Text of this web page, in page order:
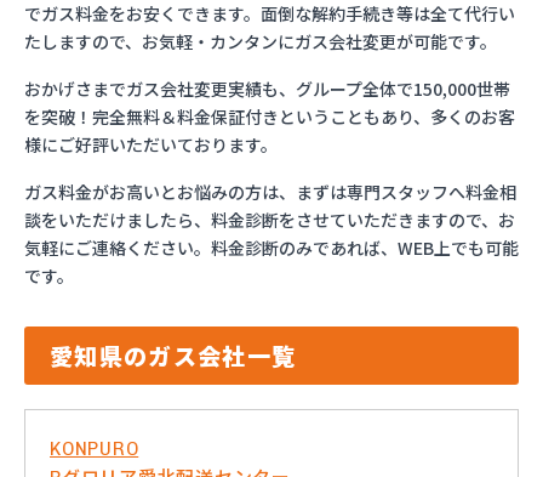
でガス料金をお安くできます。面倒な解約手続き等は全て代行い
たしますので、お気軽・カンタンにガス会社変更が可能です。
おかげさまでガス会社変更実績も、グループ全体で150,000世帯
を突破！完全無料＆料金保証付きということもあり、多くのお客
様にご好評いただいております。
ガス料金がお高いとお悩みの方は、まずは専門スタッフへ料金相
談をいただけましたら、料金診断をさせていただきますので、お
気軽にご連絡ください。料金診断のみであれば、WEB上でも可能
です。
愛知県のガス会社一覧
KONPURO